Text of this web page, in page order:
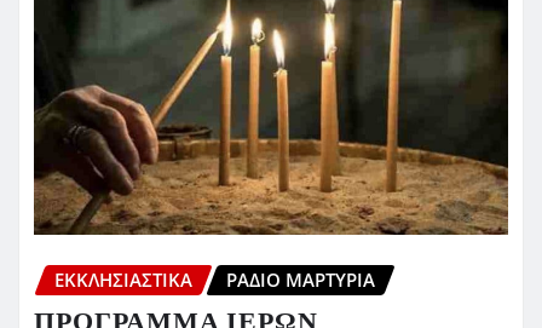
ΕΚΚΛΗΣΙΑΣΤΙΚΆ ΡΆΔΙΟ ΜΑΡΤΥΡΊΑ